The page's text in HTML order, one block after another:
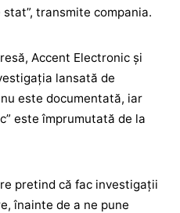
transmite compania.
Accent Electronic și
lansată de
nu este documentată, iar
este împrumutată de la
pretind că fac investigații
înainte de a ne pune